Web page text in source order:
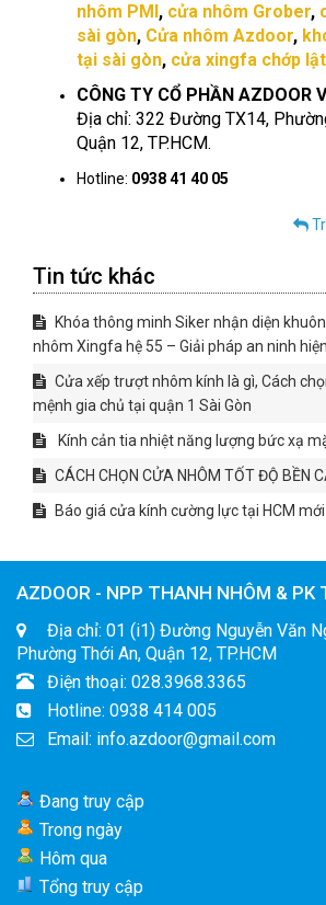
nhôm PMI, cửa nhôm Grober,
sài gòn, Cửa nhôm Azdoor,
tại sài gòn, cửa xingfa chớp lật
CÔNG TY CỔ PHẦN AZDOOR
Địa chỉ: 322 Đường TX14,
Quận 12, TP.HCM.
Hotline: 0938 41 40 05
Tin tức khác
Khóa thông minh Siker nhận diện
nhôm Xingfa hệ 55 – Giải pháp an ninh
Cửa xếp trượt nhôm kính là gì, Cách
mệnh gia chủ tại quận 1 Sài Gòn
Kính cản tia nhiệt năng lượng bức xạ
CÁCH CHỌN CỬA NHÔM TỐT ĐỘ BỀN
Báo giá cửa kính cường lực tại HCM
AZDOOR - NPP THANH NHÔM & PK
Địa chỉ: 01 (i1) Đường Nguyễn Văn
Phường Thới An, Quận 12, TP.HCM
Điện thoại: 028.3968.3365
Hotline: 0938 414 005
Email: info.azdoor@gmail.com
Đang truy cập
Trong ngày
Hôm qua
Tổng truy cập